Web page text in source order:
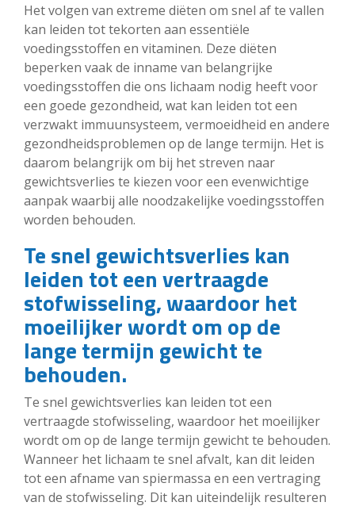
Het volgen van extreme diëten om snel af te vallen
kan leiden tot tekorten aan essentiële
voedingsstoffen en vitaminen. Deze diëten
beperken vaak de inname van belangrijke
voedingsstoffen die ons lichaam nodig heeft voor
een goede gezondheid, wat kan leiden tot een
verzwakt immuunsysteem, vermoeidheid en andere
gezondheidsproblemen op de lange termijn. Het is
daarom belangrijk om bij het streven naar
gewichtsverlies te kiezen voor een evenwichtige
aanpak waarbij alle noodzakelijke voedingsstoffen
worden behouden.
Te snel gewichtsverlies kan
leiden tot een vertraagde
stofwisseling, waardoor het
moeilijker wordt om op de
lange termijn gewicht te
behouden.
Te snel gewichtsverlies kan leiden tot een
vertraagde stofwisseling, waardoor het moeilijker
wordt om op de lange termijn gewicht te behouden.
Wanneer het lichaam te snel afvalt, kan dit leiden
tot een afname van spiermassa en een vertraging
van de stofwisseling. Dit kan uiteindelijk resulteren